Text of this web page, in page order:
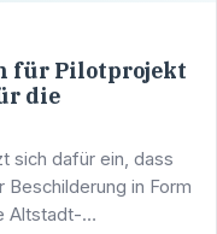
für Pilotprojekt
die
sich dafür ein, dass
in Form
Altstadt-